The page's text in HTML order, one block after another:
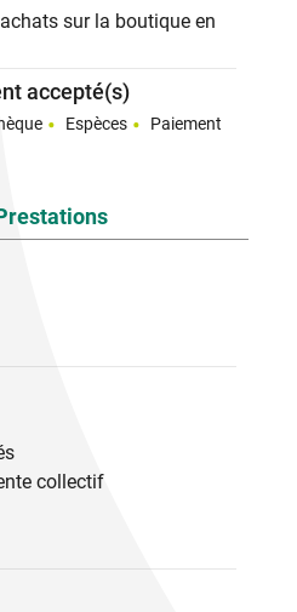
savon-jumens.com
DE 6 SAVONS
jument, élaborés pour
types de peaux.
parfums ou colorants de
sans EDTA ou autres
biologique certifiée, et
local).
solide dosé à
à tous types de
sur la boutique en
accepté(s)
Espèces
Paiement
collectif